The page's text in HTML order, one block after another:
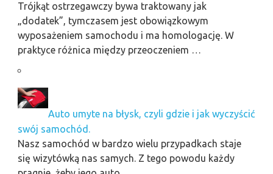
Trójkąt ostrzegawczy bywa traktowany jak
„dodatek”, tymczasem jest obowiązkowym
wyposażeniem samochodu i ma homologację. W
praktyce różnica między przeoczeniem …
Auto umyte na błysk, czyli gdzie i jak wyczyścić
swój samochód.
Nasz samochód w bardzo wielu przypadkach staje
się wizytówką nas samych. Z tego powodu każdy